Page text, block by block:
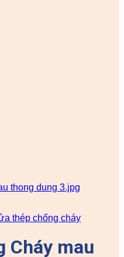
thép chống cháy
Cháy mau